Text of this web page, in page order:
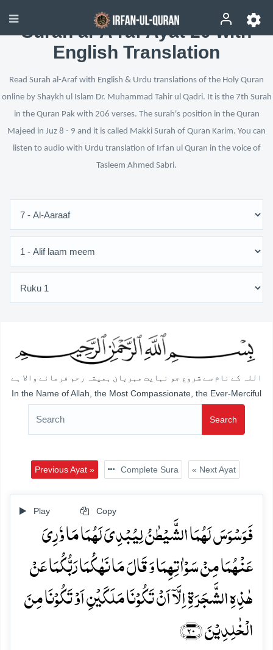
Surah al-A‘raf Ayat 20 with
English Translation
Read Surah al-Araf with English & Urdu translations of the Holy Quran
online by Shaykh ul Islam Dr. Muhammad Tahir ul Qadri. It is the 7th Surah
in the Quran Pak with 206 verses. The surah's position in the Quran
Majeed in Juz 8 - 9 and it is called Makki Surah of Quran Karim. You can
listen to audio with Urdu translation of Irfan ul Quran in the voice of
Tasleem Ahmed Sabri.
اللہ کے نام سے شروع جو نہایت مہربان ہمیشہ رحم فرمانے والا ہے
In the Name of Allah, the Most Compassionate, the Ever-Merciful
Search
Previous Ayat » Complete Sura « Next Ayat
Play Copy
فَوَسۡوَسَ لَہُمَا الشَّیۡطٰنُ لِیُبۡدِیَ لَہُمَا مَا وٗرِیَ
عَنۡہُمَا مِنۡ سَوۡاٰتِہِمَا وَ قَالَ مَا نَہٰکُمَا رَبُّکُمَا عَنۡ
ہٰذِہِ الشَّجَرَۃِ اِلَّاۤ اَنۡ تَکُوۡنَا مَلَکَیۡنِ اَوۡ تَکُوۡنَا مِنَ
الۡخٰلِدِیۡنَ ﴿۲۰﴾